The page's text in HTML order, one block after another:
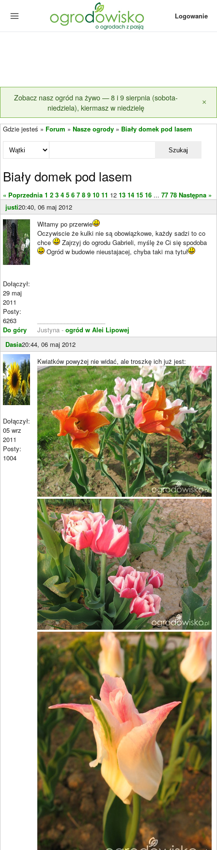
Logowanie
Zobacz nasz ogród na żywo — 8 i 9 sierpnia (sobota-
niedziela), kiermasz w niedzielę
×
Gdzie jesteś » Forum » Nasze ogrody » Biały domek pod lasem
Szukaj
Biały domek pod lasem
« Poprzednia 1 2 3 4 5 6 7 8 9 10 11 12 13 14 15 16 ... 77 78 Następna »
justi20:40, 06 maj 2012
Dołączył:
29 maj
2011
Posty:
6263
Do góry
Witamy po przerwie
Oczywiscie że kulki nie są obowiązkowe, każdy sadzi to co
chce
Zajrzyj do ogrodu Gabrieli, myślę że Ci się spodoba
Ogród w budowie nieustajacej, chyba taki ma tytuł
Justyna - ogród w Alei Lipowej
Dasia20:44, 06 maj 2012
Dołączył:
05 wrz
2011
Posty:
1004
Kwiatków powyżej nie widać, ale troszkę ich już jest: